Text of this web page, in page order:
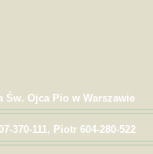
Św. Ojca Pio w Warszawie
370-111, Piotr 604-280-522